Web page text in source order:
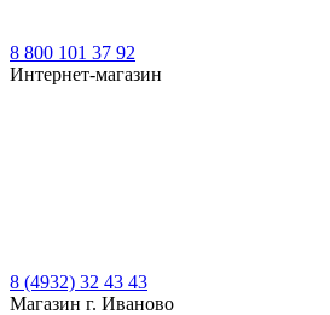
8 800 101 37 92
Интернет-магазин
8 (4932) 32 43 43
Магазин г. Иваново